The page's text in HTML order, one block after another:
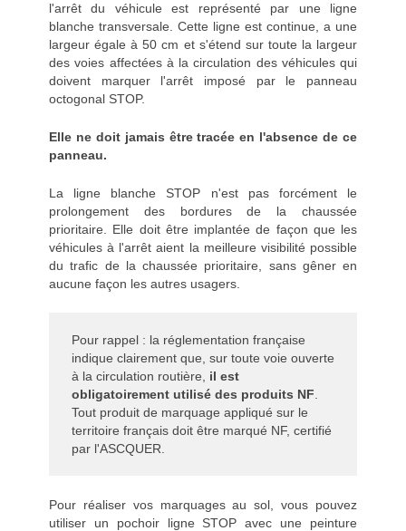
l'arrêt du véhicule est représenté par une ligne
blanche transversale. Cette ligne est continue, a une
largeur égale à 50 cm et s'étend sur toute la largeur
des voies affectées à la circulation des véhicules qui
doivent marquer l'arrêt imposé par le panneau
octogonal STOP.
Elle ne doit jamais être tracée en l'absence de ce
panneau.
La ligne blanche STOP n'est pas forcément le
prolongement des bordures de la chaussée
prioritaire. Elle doit être implantée de façon que les
véhicules à l'arrêt aient la meilleure visibilité possible
du trafic de la chaussée prioritaire, sans gêner en
aucune façon les autres usagers.
Pour rappel : la réglementation française
indique clairement que, sur toute voie ouverte
à la circulation routière, il est
obligatoirement utilisé des produits NF
Tout produit de marquage appliqué sur le
territoire français doit être marqué NF, certifié
par l'ASCQUER.
Pour réaliser vos marquages au sol, vous pouvez
utiliser un pochoir ligne STOP avec une peinture